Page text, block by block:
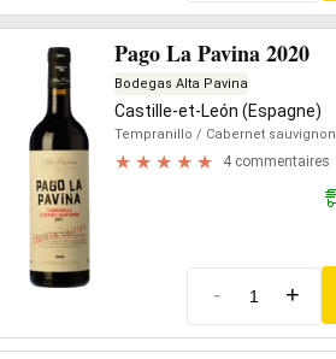
Pago La Pavina 2020
Bodegas Alta Pavina
Castille-et-León (Espagne)
Tempranillo / Cabernet sauvignon
4 commentaires
- +